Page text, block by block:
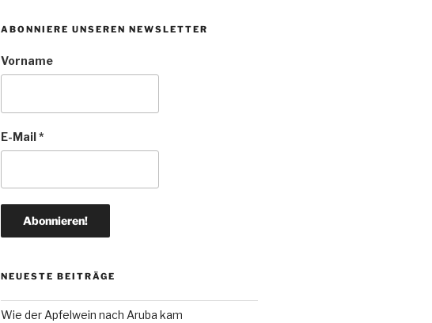
ABONNIERE UNSEREN NEWSLETTER
Vorname
E-Mail*
NEUESTE BEITRÄGE
Wie der Apfelwein nach Aruba kam